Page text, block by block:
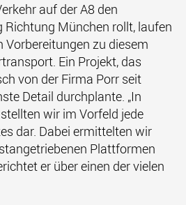
auf der A8 den
Richtung München rollt, laufen
Vorbereitungen zu diesem
Ein Projekt, das
von der Firma Porr seit
Detail durchplante. „In
wir im Vorfeld jede
dar. Dabei ermittelten wir
Plattformen
er über einen der vielen